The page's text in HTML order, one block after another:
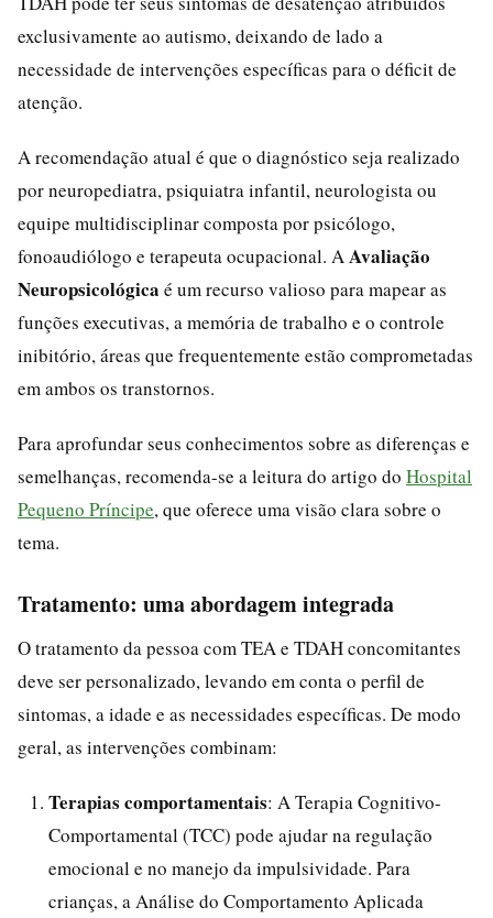
exclusivamente ao autismo, deixando de lado a
necessidade de intervenções específicas para o déficit de
atenção.
A recomendação atual é que o diagnóstico seja realizado
por neuropediatra, psiquiatra infantil, neurologista ou
equipe multidisciplinar composta por psicólogo,
fonoaudiólogo e terapeuta ocupacional. A Avaliação
Neuropsicológica é um recurso valioso para mapear as
funções executivas, a memória de trabalho e o controle
inibitório, áreas que frequentemente estão comprometadas
em ambos os transtornos.
Para aprofundar seus conhecimentos sobre as diferenças e
semelhanças, recomenda-se a leitura do artigo do Hospital
Pequeno Príncipe, que oferece uma visão clara sobre o
tema.
Tratamento: uma abordagem integrada
O tratamento da pessoa com TEA e TDAH concomitantes
deve ser personalizado, levando em conta o perfil de
sintomas, a idade e as necessidades específicas. De modo
geral, as intervenções combinam:
Terapias comportamentais: A Terapia Cognitivo-
Comportamental (TCC) pode ajudar na regulação
emocional e no manejo da impulsividade. Para
crianças, a Análise do Comportamento Aplicada